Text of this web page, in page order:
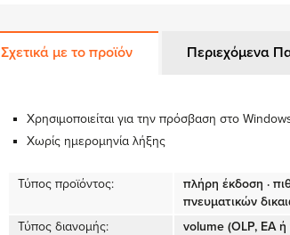
Σχετικά με το προϊόν Περιεχόμενα
Χρησιμοποιείται για την πρόσβαση στο
Χωρίς ημερομηνία λήξης
Τύπος προϊόντος:
πλήρη έκδοση ·
πνευματικών
Τύπος διανομής:
volume (OLP, EA ή